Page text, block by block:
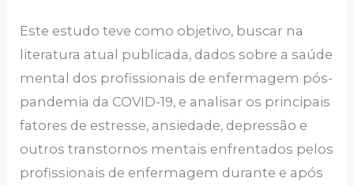
Este estudo teve como objetivo, buscar na
literatura atual publicada, dados sobre a saúde
mental dos profissionais de enfermagem pós-
pandemia da COVID-19, e analisar os principais
fatores de estresse, ansiedade, depressão e
outros transtornos mentais enfrentados pelos
profissionais de enfermagem durante e após